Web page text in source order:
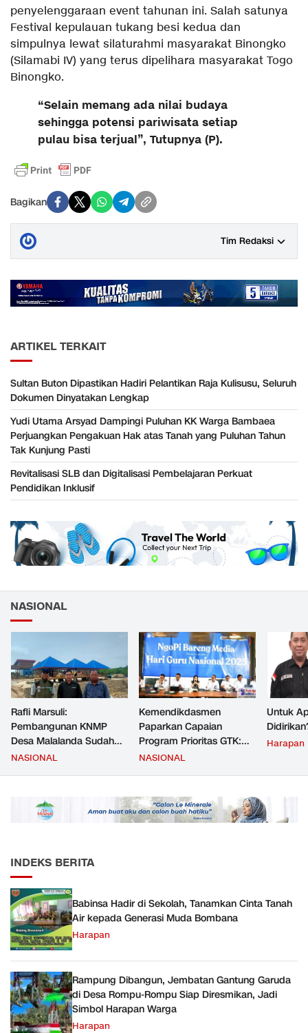
penyelenggaraan event tahunan ini. Salah satunya
Festival kepulauan tukang besi kedua dan
simpulnya lewat silaturahmi masyarakat Binongko
(Silamabi IV) yang terus dipelihara masyarakat Togo
Binongko.
“Selain memang ada nilai budaya
sehingga potensi pariwisata setiap
pulau bisa terjual”, Tutupnya (P).
Bagikan
Tim Redaksi
ARTIKEL TERKAIT
Sultan Buton Dipastikan Hadiri Pelantikan Raja Kulisusu, Seluruh
Dokumen Dinyatakan Lengkap
Yudi Utama Arsyad Dampingi Puluhan KK Warga Bambaea
Perjuangkan Pengakuan Hak atas Tanah yang Puluhan Tahun
Tak Kunjung Pasti
Revitalisasi SLB dan Digitalisasi Pembelajaran Perkuat
Pendidikan Inklusif
NASIONAL
Rafli Marsuli:
Pembangunan KNMP
Desa Malalanda Sudah
Mencapai 69 Persen dan
JMD dan JMF
NASIONAL
Kemendikdasmen
Paparkan Capaian
Program Prioritas GTK:
Kompetensi Meningkat,
NASIONAL
Untuk
Harapan
INDEKS BERITA
Babinsa Hadir di Sekolah, Tanamkan Cinta Tanah
Air kepada Generasi Muda Bombana
Harapan
Rampung Dibangun, Jembatan Gantung Garuda
di Desa Rompu-Rompu Siap Diresmikan, Jadi
Simbol Harapan Warga
Harapan